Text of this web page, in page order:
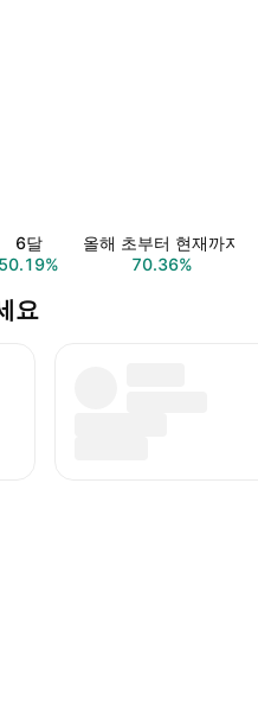
6달
50.19%
올해 초부터 현재까지
70.36%
요